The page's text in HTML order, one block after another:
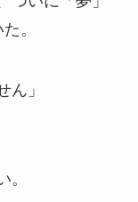
。
ん」
。